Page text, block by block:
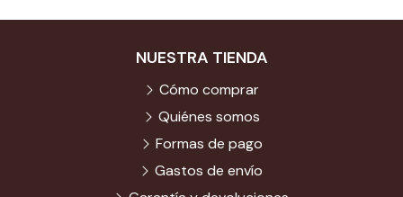
NUESTRA TIENDA
Cómo comprar
Quiénes somos
Formas de pago
Gastos de envío